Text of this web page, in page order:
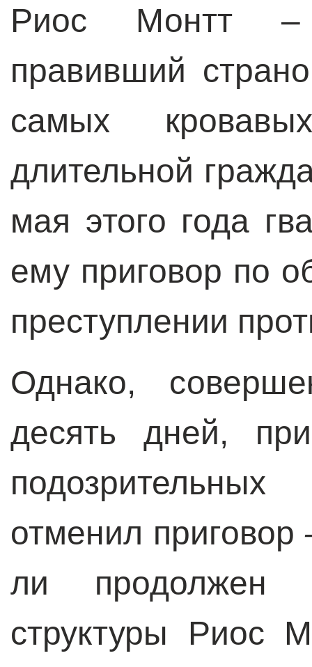
Риос Монтт –
правивший
самых
длительной
мая этого года
ему приговор по
преступлении
Однако,
десять дней,
подозрительных
отменил приговор
ли продолжен
структуры Риос